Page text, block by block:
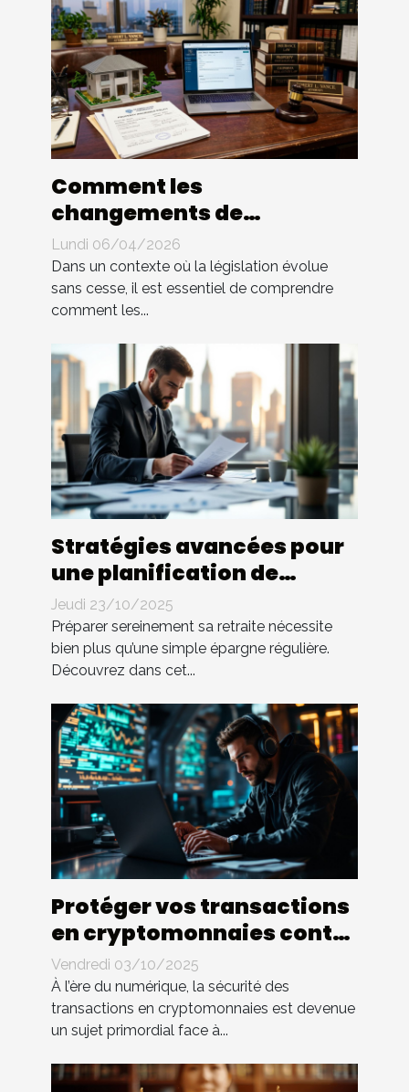
Comment les
changements de
régulation impactent-ils
les assurances habitation
?
Lundi 06/04/2026
Dans un contexte où la législation évolue
sans cesse, il est essentiel de comprendre
comment les...
Stratégies avancées pour
une planification de
retraite efficace
Jeudi 23/10/2025
Préparer sereinement sa retraite nécessite
bien plus qu’une simple épargne régulière.
Découvrez dans cet...
Protéger vos transactions
en cryptomonnaies contre
les cybermenaces
Vendredi 03/10/2025
À l’ère du numérique, la sécurité des
transactions en cryptomonnaies est devenue
un sujet primordial face à...